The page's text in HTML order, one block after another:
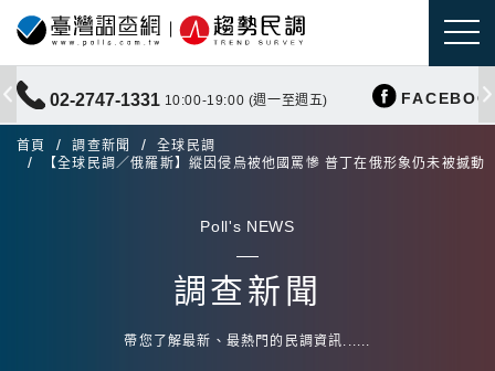
02-2747-1331 10:00-19:00 (週一至週五)
首頁 調查新聞
全球民調
【全球民調／俄羅斯】縱因侵烏被他國罵慘 普丁在俄形象仍未被撼動
Poll's NEWS
調查新聞
帶您了解最新、最熱門的民調資訊......